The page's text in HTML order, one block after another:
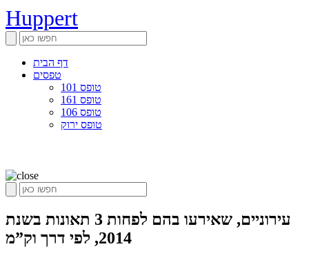
Huppert
דף הבית
טפסים
טופס 101
טופס 161
טופס 106
טופס ירוק
עירוניים, שאירעו בהם לפחות 3 תאונות בשנת
2014, לפי דרך וק”מ